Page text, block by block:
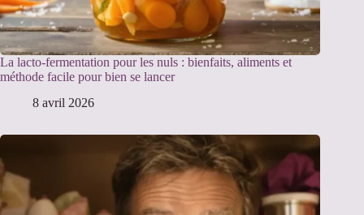
La lacto-fermentation pour les nuls : bienfaits, aliments et
méthode facile pour bien se lancer
8 avril 2026